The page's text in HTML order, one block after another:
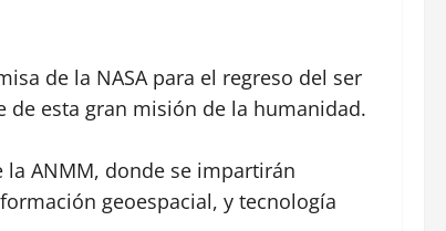
de la NASA para el regreso del ser
esta gran misión de la humanidad.
ANMM, donde se impartirán
geoespacial, y tecnología